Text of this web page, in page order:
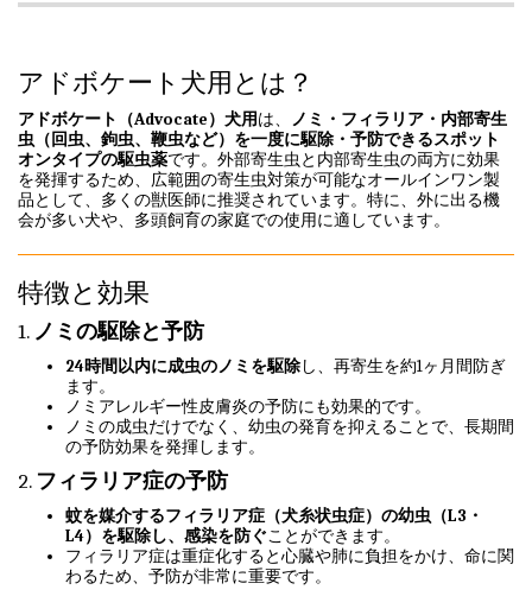
アドボケート犬用とは？
アドボケート（Advocate）犬用は、
ノミ・フィラリア・内部寄生
虫（回虫、鉤虫、鞭虫など）を一度に駆除・予防できるスポット
オンタイプの駆虫薬です。外部寄生虫と内部寄生虫の両方に効果
を発揮するため、広範囲の寄生虫対策が可能なオールインワン製
品として、多くの獣医師に推奨されています。特に、外に出る機
会が多い犬や、多頭飼育の家庭での使用に適しています。
特徴と効果
1. ノミの駆除と予防
24時間以内に成虫のノミを駆除し、再寄生を約1ヶ月間防ぎ
ます。
ノミアレルギー性皮膚炎の予防にも効果的です。
ノミの成虫だけでなく、幼虫の発育を抑えることで、長期間
の予防効果を発揮します。
2. フィラリア症の予防
蚊を媒介するフィラリア症（犬糸状虫症）の幼虫（L3・
L4）を駆除し、感染を防ぐことができます。
フィラリア症は重症化すると心臓や肺に負担をかけ、命に関
わるため、予防が非常に重要です。